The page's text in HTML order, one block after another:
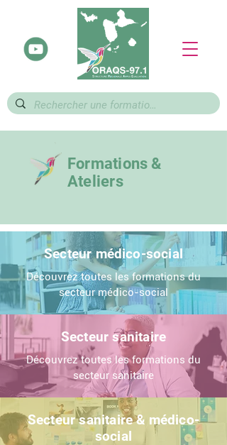
Formations &
Ateliers
Secteur médico-social
Découvrez toutes les formations du
secteur médico-social
Secteur sanitaire
Découvrez toutes les formations du
secteur sanitaire
Secteur sanitaire & médico-
social